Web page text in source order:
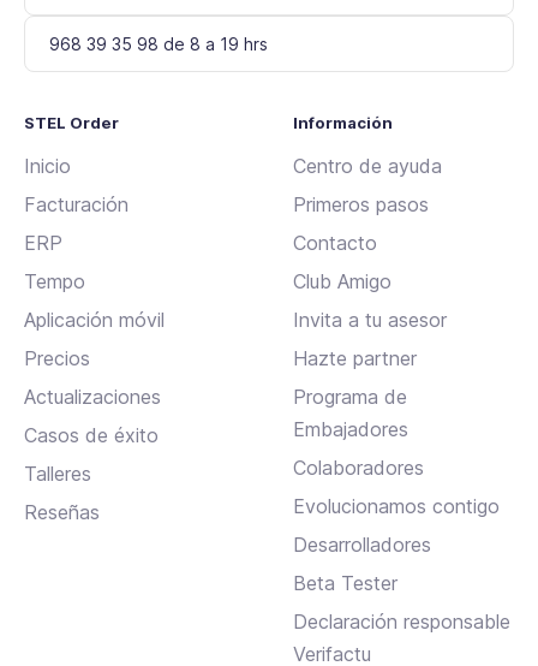
968 39 35 98 de 8 a 19 hrs
STEL Order
Inicio
Facturación
ERP
Tempo
Aplicación móvil
Precios
Actualizaciones
Casos de éxito
Talleres
Reseñas
Información
Centro de ayuda
Primeros pasos
Contacto
Club Amigo
Invita a tu asesor
Hazte partner
Programa de
Embajadores
Colaboradores
Evolucionamos contigo
Desarrolladores
Beta Tester
Declaración responsable
Verifactu